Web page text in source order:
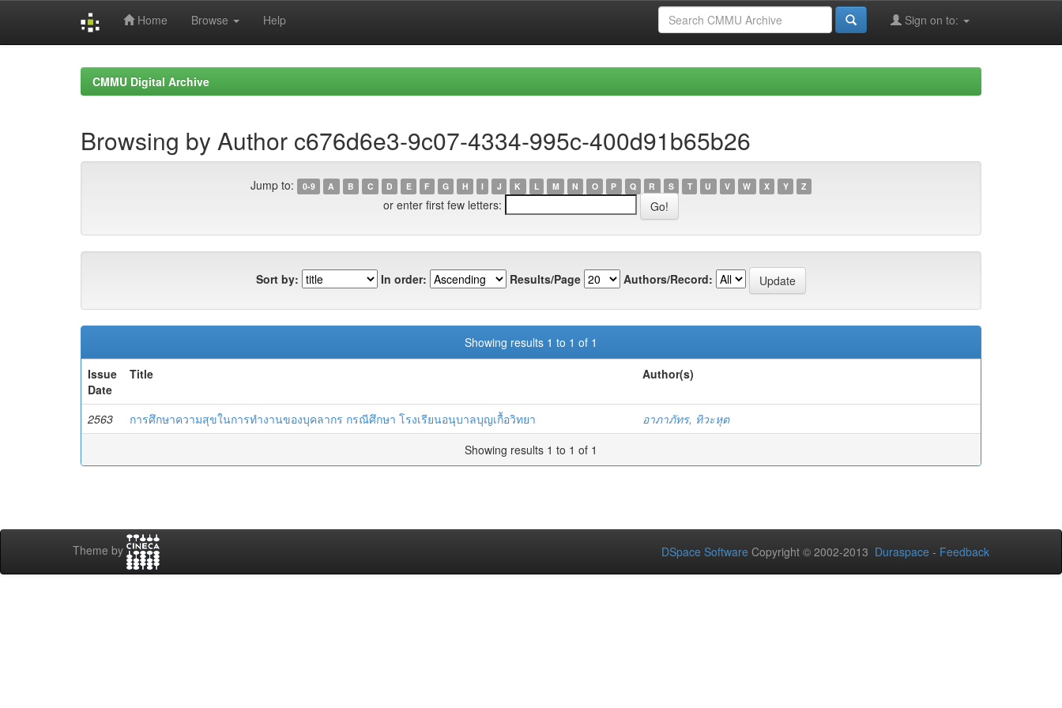
Home Browse Help Sign on to:
CMMU Digital Archive
Browsing by Author c676d6e3-9c07-4334-995c-400d91b65b26
Jump to: 0-9 A B C D E F G H I J K L M N O P Q R S T U V W X Y Z
or enter first few letters:
Sort by: In order: Results/Page Authors/Record:
Showing results 1 to 1 of 1
Issue
Date
Title Author(s)
2563 การศึกษาความสุขในการทำงานของบุคลากร กรณีศึกษา โรงเรียนอนุบาลบุญเกื้อวิทยา
อาภาภัทร, ทิวะหุต
Showing results 1 to 1 of 1
Theme by DSpace Software Copyright © 2002-2013 Duraspace - Feedback